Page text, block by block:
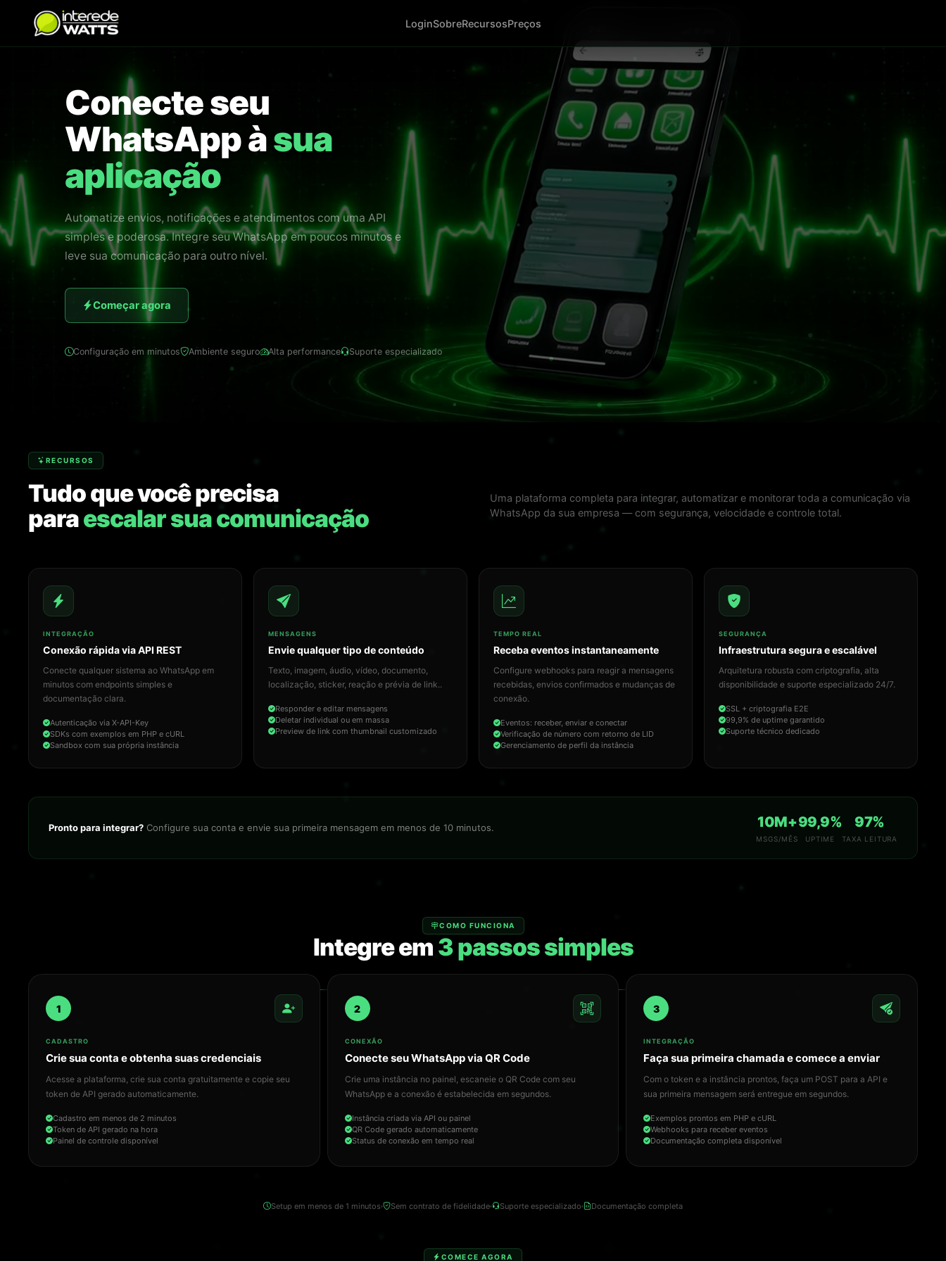
LoginSobreRecursosPreços
Conecte seu
WhatsApp àsua
aplicação
Automatize envios, notificações e atendimentos com uma API
simples e poderosa. Integre seu WhatsApp em poucos minutos e
leve sua comunicação para outro nível.
Começar agora
Configuração em minutos Ambiente seguro Alta performance Suporte especializado
RECURSOS
Tudo que você precisa
paraescalar sua comunicação
Uma plataforma completa para integrar, automatizar e monitorar toda a comunicação via
WhatsApp da sua empresa — com segurança, velocidade e controle total.
INTEGRAÇÃO
Conexão rápida via API REST
Conecte qualquer sistema ao WhatsApp em
minutos com endpoints simples e
documentação clara.
Autenticação via X-API-Key
SDKs com exemplos em PHP e cURL
Sandbox com sua própria instância
MENSAGENS
Envie qualquer tipo de conteúdo
Texto, imagem, áudio, vídeo, documento,
localização, sticker, reação e prévia de link..
Responder e editar mensagens
Deletar individual ou em massa
Preview de link com thumbnail customizado
TEMPO REAL
Receba eventos instantaneamente
Configure webhooks para reagir a mensagens
recebidas, envios confirmados e mudanças de
conexão.
Eventos: receber, enviar e conectar
Verificação de número com retorno de LID
Gerenciamento de perfil da instância
SEGURANÇA
Infraestrutura segura e escalável
Arquitetura robusta com criptografia, alta
disponibilidade e suporte especializado 24/7.
SSL + criptografia E2E
99,9% de uptime garantido
Suporte técnico dedicado
Pronto para integrar? Configure sua conta e envie sua primeira mensagem em menos de 10 minutos. 10M+
MSGS/MÊS
99,9%
UPTIME
97%
TAXA LEITURA
COMO FUNCIONA
Integre em3 passos simples
1
CADASTRO
Crie sua conta e obtenha suas credenciais
Acesse a plataforma, crie sua conta gratuitamente e copie seu
token de API gerado automaticamente.
Cadastro em menos de 2 minutos
Token de API gerado na hora
Painel de controle disponível
2
CONEXÃO
Conecte seu WhatsApp via QR Code
Crie uma instância no painel, escaneie o QR Code com seu
WhatsApp e a conexão é estabelecida em segundos.
Instância criada via API ou painel
QR Code gerado automaticamente
Status de conexão em tempo real
3
INTEGRAÇÃO
Faça sua primeira chamada e comece a enviar
Com o token e a instância prontos, faça um POST para a API e
sua primeira mensagem será entregue em segundos.
Exemplos prontos em PHP e cURL
Webhooks para receber eventos
Documentação completa disponível
Setup em menos de 1 minutos Sem contrato de fidelidade Suporte especializado Documentação completa
COMECE AGORA